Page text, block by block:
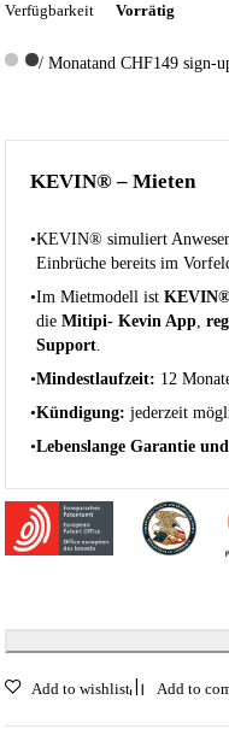
Verfügbarkeit
Vorrätig
/ Monatand CHF149 sign-
KEVIN® – Mieten
KEVIN® simuliert
Einbrüche bereits im
Im Mietmodell ist
dieMitipi- Kevin App ,
Support
Mindestlaufzeit: 12
Kündigung: jederzeit
Lebenslange Garantie